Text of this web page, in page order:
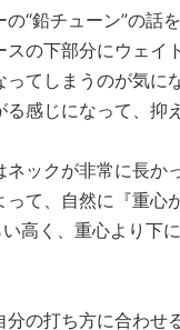
“鉛チューン”の話
スの下部分にウェ
ってしまうのが気
感じになって、抑
ネックが非常に長
って、自然に『重
い高く、重心より下
分の打ち方に合わ